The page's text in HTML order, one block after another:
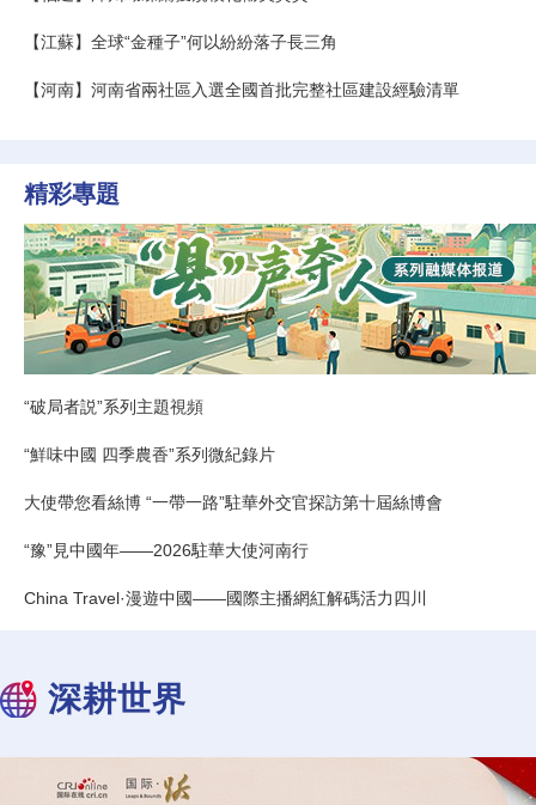
【江蘇】全球“金種子”何以紛紛落子長三角
【河南】河南省兩社區入選全國首批完整社區建設經驗清單
精彩專題
“破局者説”系列主題視頻
“鮮味中國 四季農香”系列微紀錄片
大使帶您看絲博 “一帶一路”駐華外交官探訪第十屆絲博會
“豫”見中國年——2026駐華大使河南行
China Travel·漫遊中國——國際主播網紅解碼活力四川
深耕世界